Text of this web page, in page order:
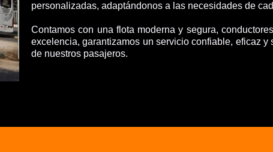
personalizadas, adaptándonos a las necesidades de
Contamos con una flota moderna y segura,
excelencia, garantizamos un servicio confiable, eficaz y
de nuestros pasajeros.